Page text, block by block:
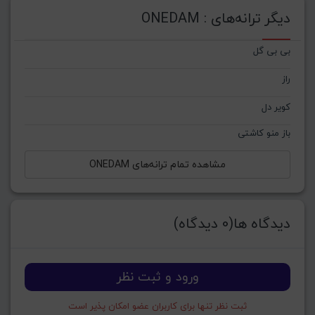
دیگر ترانه‌های : ONEDAM
بی بی گل
راز
کویر دل
باز منو کاشتی
مشاهده تمام ترانه‌های ONEDAM
دیدگاه ها(0 دیدگاه)
ورود و ثبت نظر
ثبت نظر تنها برای کاربران عضو امکان پذیر است